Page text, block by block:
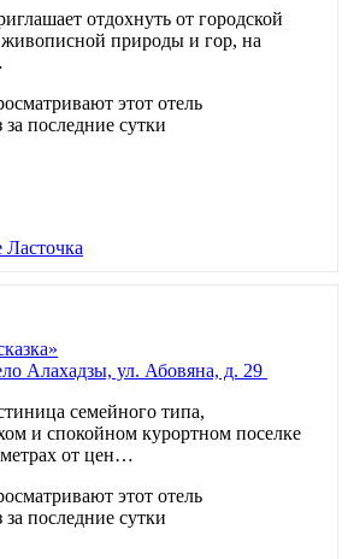
отдохнуть от городской
природы и гор, на
этот отель
последние сутки
Ласточка
Алахадзы, ул. Абовяна, д. 29
семейного типа,
и спокойном курортном поселке
от цен…
этот отель
последние сутки